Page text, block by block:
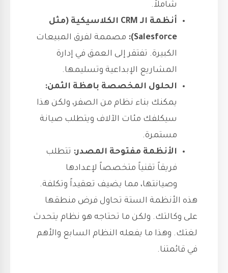
شاملاً.
أنظمة الـ CRM الكلاسيكية (مثل
Salesforce):
مصممة لفرق المبيعات
الكبيرة. تفتقر إلى العمق في إدارة
المشاريع الإبداعية وتسليمها.
الحلول المخصصة باهظة الثمن:
يمكنك بناء نظام من الصفر، ولكن هذا
سيكلفك مئات الآلاف ويتطلب صيانة
مستمرة.
الأنظمة مفتوحة المصدر: تتطلب
فريقاً تقنياً متخصصاً لإعدادها
وصيانتها، مما يضيف تعقيداً وتكلفة.
هذه الأنظمة الستة تحاول فرض منطقها
على وكالتك. ولكن ما تحتاجه هو نظام يتحدث
لغتك. وهذا ما يفعله النظام السابع والأهم
في قائمتنا.